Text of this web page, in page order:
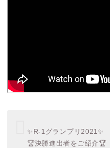
✨R-1グランプリ2021✨
🏆決勝進出者をご紹介🏆